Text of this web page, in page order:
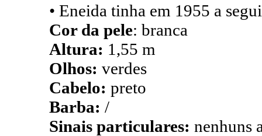
• Eneida tinha em 1955 a
Cor da pele: branca
Altura: 1,55 m
Olhos: verdes
Cabelo: preto
Barba: /
Sinais particulares: nenhuns